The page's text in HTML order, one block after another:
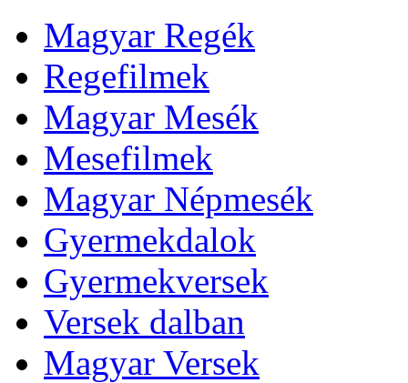
Magyar Regék
Regefilmek
Magyar Mesék
Mesefilmek
Magyar Népmesék
Gyermekdalok
Gyermekversek
Versek dalban
Magyar Versek